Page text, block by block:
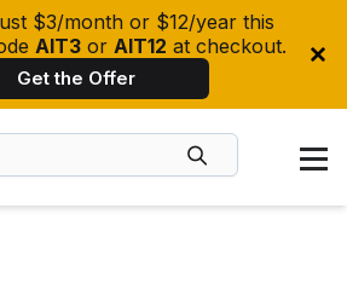
$3/month or $12/year this
AIT3 or AIT12 at checkout.
Get the Offer